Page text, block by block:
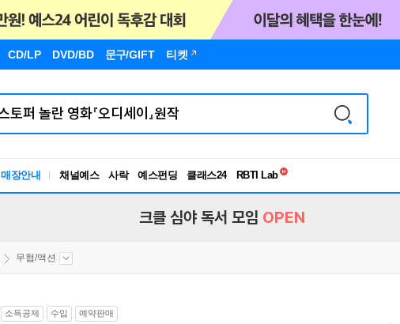
CD/LP DVD/BD 문구/GIFT 티켓
매장안내 채널예스 사락 예스펀딩 클래스24
독서유형검사
크클 심야 독서 모임 OPEN
무협/액션
소득공제 수입 예약판매